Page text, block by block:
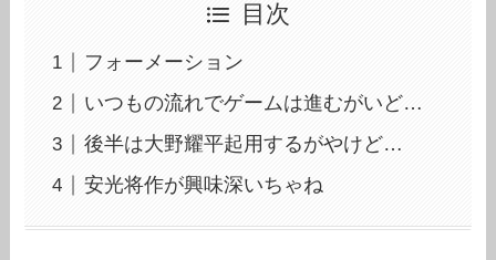
目次
フォーメーション
いつもの流れでゲームは進むがいど…
後半は大野耀平起用するがやけど…
安光将作が興味深いちゃね